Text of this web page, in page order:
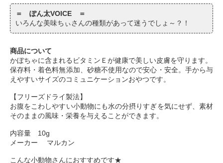
＝ ぽん太VOICE ＝
いろんな美味ちぃさんの種類があって迷うでしょ～？！
商品について
かぼちゃに含まれるビタミンＥが健康で美しい皮膚を守ります。
保存料・着色料無添加、砂糖不使用なので安心・安全。手から与
えやすいサイズのコミュニケーションおやつです。
【フリーズドライ製法】
お腹をこわしやすい小動物にも水の分摂りすぎを気にせず、素材
そのままの風味・栄養を与えることができます。
内容量 10g
メーカー マルカン
こんな小動物さんにおすすめです★